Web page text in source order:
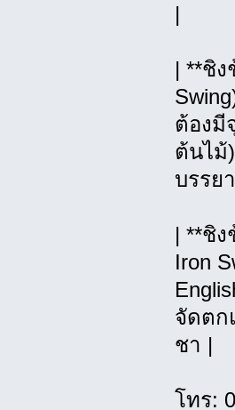
|
| **ชิ
ต้องมี
ต้นไม้
บรรย
| **ชิง
Iron
จัดตก
ชา |
โทร: